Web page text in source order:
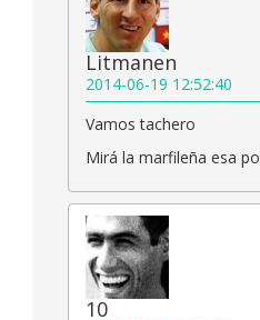
Litmanen
2014-06-19 12:52:40
Vamos tachero
Mirá la marfileña esa
10